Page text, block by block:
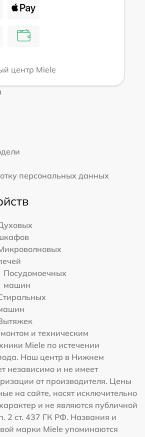
центр Miele
персональных данных
Посудомоечных
машин
и техническим
Miele по истечении
Наш центр в Нижнем
независимо и не имеет
от производителя. Цены
на сайте, носят исключительно
и не являются публичной
2 ст. 437 ГК РФ. Названия и
марки Miele упоминаются